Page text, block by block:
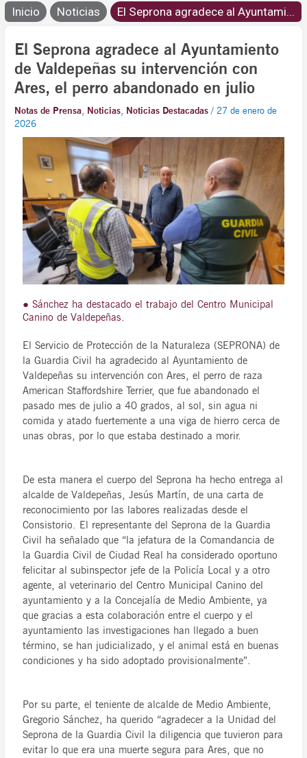
Inicio Noticias El Seprona agradece al Ayuntami...
El Seprona agradece al Ayuntamiento
de Valdepeñas su intervención con
Ares, el perro abandonado en julio
Notas de Prensa, Noticias, Noticias Destacadas /27 de enero de
2026
● Sánchez ha destacado el trabajo del Centro Municipal
Canino de Valdepeñas.
El Servicio de Protección de la Naturaleza (SEPRONA) de
la Guardia Civil ha agradecido al Ayuntamiento de
Valdepeñas su intervención con Ares, el perro de raza
American Staffordshire Terrier, que fue abandonado el
pasado mes de julio a 40 grados, al sol, sin agua ni
comida y atado fuertemente a una viga de hierro cerca de
unas obras, por lo que estaba destinado a morir.
De esta manera el cuerpo del Seprona ha hecho entrega al
alcalde de Valdepeñas, Jesús Martín, de una carta de
reconocimiento por las labores realizadas desde el
Consistorio. El representante del Seprona de la Guardia
Civil ha señalado que “la jefatura de la Comandancia de
la Guardia Civil de Ciudad Real ha considerado oportuno
felicitar al subinspector jefe de la Policía Local y a otro
agente, al veterinario del Centro Municipal Canino del
ayuntamiento y a la Concejalía de Medio Ambiente, ya
que gracias a esta colaboración entre el cuerpo y el
ayuntamiento las investigaciones han llegado a buen
término, se han judicializado, y el animal está en buenas
condiciones y ha sido adoptado provisionalmente”.
Por su parte, el teniente de alcalde de Medio Ambiente,
Gregorio Sánchez, ha querido “agradecer a la Unidad del
Seprona de la Guardia Civil la diligencia que tuvieron para
evitar lo que era una muerte segura para Ares, que no